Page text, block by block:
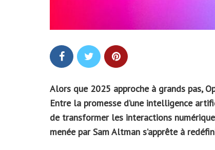
Alors que 2025 approche à grands pas,
Entre la promesse d’une intelligence
de transformer les interactions
menée par Sam Altman s’apprête à